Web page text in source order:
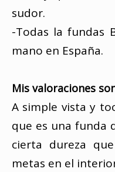
sudor.
-Todas la fundas
mano en España.
Mis valoraciones
A simple vista y
que es una funda
cierta dureza
metas en el